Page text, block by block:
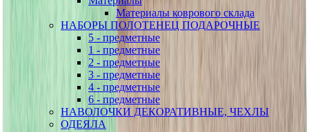
Материалы коврового склада
НАБОРЫ ПОЛОТЕНЕЦ ПОДАРОЧНЫЕ
5 - предметные
1 - предметные
2 - предметные
3 - предметные
4 - предметные
6 - предметные
НАВОЛОЧКИ ДЕКОРАТИВНЫЕ, ЧЕХЛЫ
ОДЕЯЛА